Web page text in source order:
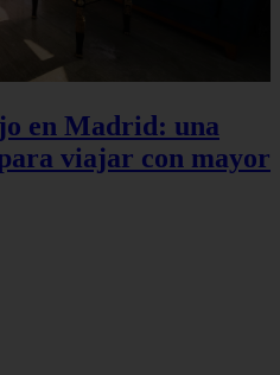
en Madrid: una
viajar con mayor